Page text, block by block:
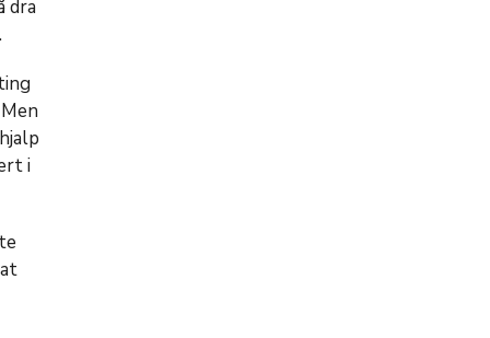
dra
i